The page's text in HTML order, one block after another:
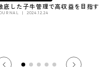
底した子牛管理で高収益を目指す
2024.12.24